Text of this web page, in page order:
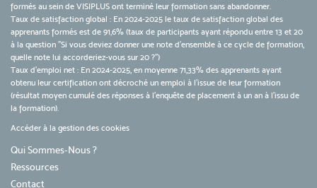
formés au sein de VISIPLUS ont terminé leur formation sans abandonner.
Taux de satisfaction global : En 2024-2025 le taux de satisfaction global des
apprenants formés est de 91,6% (taux de participants ayant répondu entre 13 et 20
à la question "Si vous deviez donner une note d’ensemble à ce cycle de formation,
quelle note lui accorderiez-vous sur 20 ?")
Taux d’emploi net : En 2024-2025, en moyenne 71,33% des apprenants ayant
obtenu leur certification ont décroché un emploi à l'issue de leur formation
(résultat moyen cumulé des réponses à l'enquête de placement à un an à l'issu de
la formation).
Accéder à la gestion des cookies
Qui Sommes-Nous ?
Ressources
Contact